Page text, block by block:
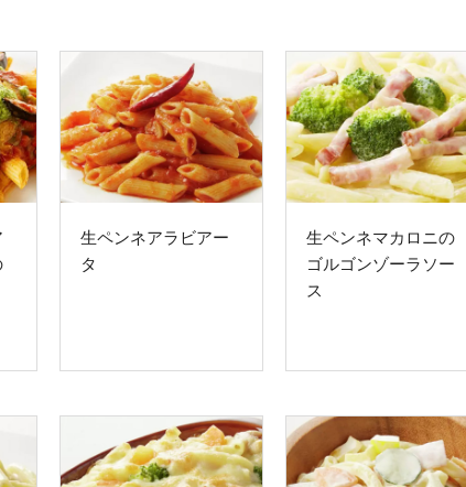
生ペンネアラビアー
タ
生ペンネマカロニの
ゴルゴンゾーラソー
ス